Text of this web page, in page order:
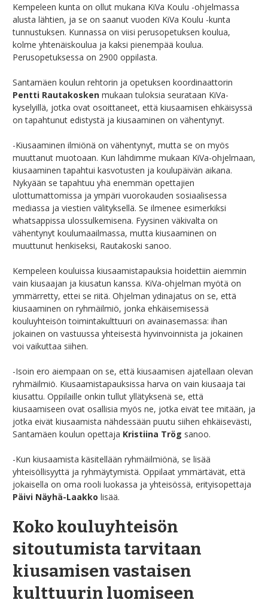
Kempeleen kunta on ollut mukana KiVa Koulu -ohjelmassa
alusta lähtien, ja se on saanut vuoden KiVa Koulu -kunta
tunnustuksen. Kunnassa on viisi perusopetuksen koulua,
kolme yhtenäiskoulua ja kaksi pienempää koulua.
Perusopetuksessa on 2900 oppilasta.
Santamäen koulun rehtorin ja opetuksen koordinaattorin
Pentti Rautakosken mukaan tuloksia seurataan KiVa-
kyselyillä, jotka ovat osoittaneet, että kiusaamisen ehkäisyssä
on tapahtunut edistystä ja kiusaaminen on vähentynyt.
-Kiusaaminen ilmiönä on vähentynyt, mutta se on myös
muuttanut muotoaan. Kun lähdimme mukaan KiVa-ohjelmaan,
kiusaaminen tapahtui kasvotusten ja koulupäivän aikana.
Nykyään se tapahtuu yhä enemmän opettajien
ulottumattomissa ja ympäri vuorokauden sosiaalisessa
mediassa ja viestien välityksellä. Se ilmenee esimerkiksi
whatsappissa ulossulkemisena. Fyysinen väkivalta on
vähentynyt koulumaailmassa, mutta kiusaaminen on
muuttunut henkiseksi, Rautakoski sanoo.
Kempeleen kouluissa kiusaamistapauksia hoidettiin aiemmin
vain kiusaajan ja kiusatun kanssa. KiVa-ohjelman myötä on
ymmärretty, ettei se riitä. Ohjelman ydinajatus on se, että
kiusaaminen on ryhmäilmiö, jonka ehkäisemisessä
kouluyhteisön toimintakulttuuri on avainasemassa: ihan
jokainen on vastuussa yhteisestä hyvinvoinnista ja jokainen
voi vaikuttaa siihen.
-Isoin ero aiempaan on se, että kiusaamisen ajatellaan olevan
ryhmäilmiö. Kiusaamistapauksissa harva on vain kiusaaja tai
kiusattu. Oppilaille onkin tullut yllätyksenä se, että
kiusaamiseen ovat osallisia myös ne, jotka eivät tee mitään, ja
jotka eivät kiusaamista nähdessään puutu siihen ehkäisevästi,
Santamäen koulun opettaja Kristiina Trög sanoo.
-Kun kiusaamista käsitellään ryhmäilmiönä, se lisää
yhteisöllisyyttä ja ryhmäytymistä. Oppilaat ymmärtävät, että
jokaisella on oma rooli luokassa ja yhteisössä, erityisopettaja
Päivi Näyhä-Laakko lisää.
Koko kouluyhteisön
sitoutumista tarvitaan
kiusamisen vastaisen
kulttuurin luomiseen